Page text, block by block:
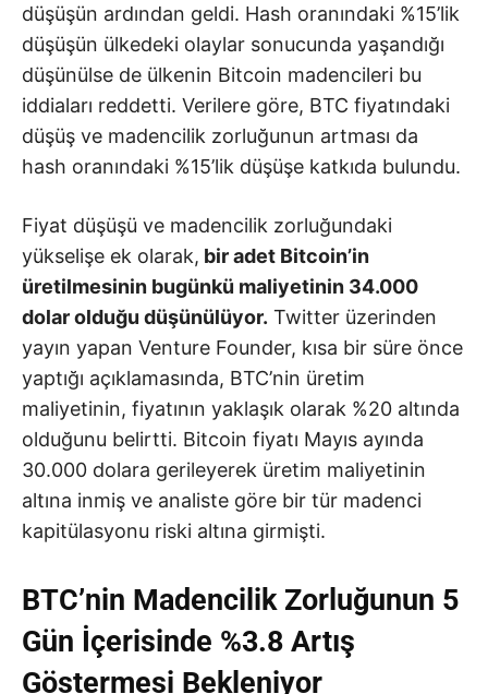
düşüşün ardından geldi. Hash oranındaki %15’lik
düşüşün ülkedeki olaylar sonucunda yaşandığı
düşünülse de ülkenin Bitcoin madencileri bu
iddiaları reddetti. Verilere göre, BTC fiyatındaki
düşüş ve madencilik zorluğunun artması da
hash oranındaki %15’lik düşüşe katkıda bulundu.
Fiyat düşüşü ve madencilik zorluğundaki
yükselişe ek olarak, bir adet Bitcoin’in
üretilmesinin bugünkü maliyetinin 34.000
dolar olduğu düşünülüyor. Twitter üzerinden
yayın yapan Venture Founder, kısa bir süre önce
yaptığı açıklamasında, BTC’nin üretim
maliyetinin, fiyatının yaklaşık olarak %20 altında
olduğunu belirtti. Bitcoin fiyatı Mayıs ayında
30.000 dolara gerileyerek üretim maliyetinin
altına inmiş ve analiste göre bir tür madenci
kapitülasyonu riski altına girmişti.
BTC’nin Madencilik Zorluğunun 5
Gün İçerisinde %3.8 Artış
Göstermesi Bekleniyor